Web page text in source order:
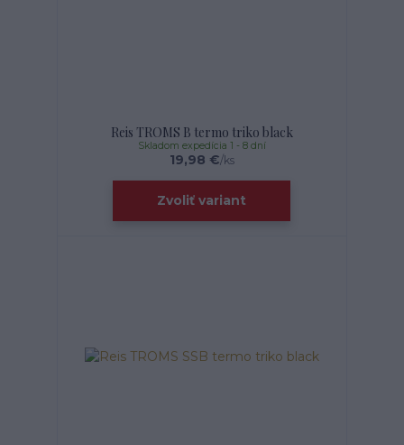
Reis TROMS B termo triko black
19,98 €/ks
Skladom expedícia 1 - 8 dní
Zvoliť variant